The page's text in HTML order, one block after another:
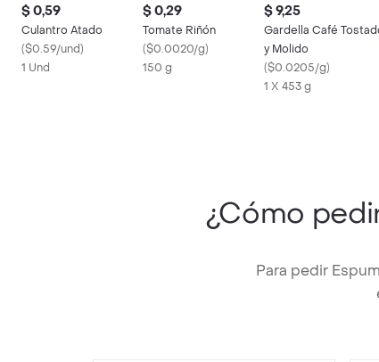
$ 0,59
Culantro Atado
($0.59/und)
1 Und
$ 0,29
Tomate Riñón
($0.0020/g)
150 g
$ 9,25
Gardella Café
y Molido
($0.0205/g)
1 X 453 g
¿Cómo
Para pedir